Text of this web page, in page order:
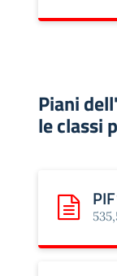
Piani
le classi
Scarica: